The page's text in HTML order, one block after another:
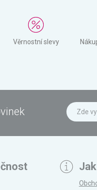
Věrnostní slevy